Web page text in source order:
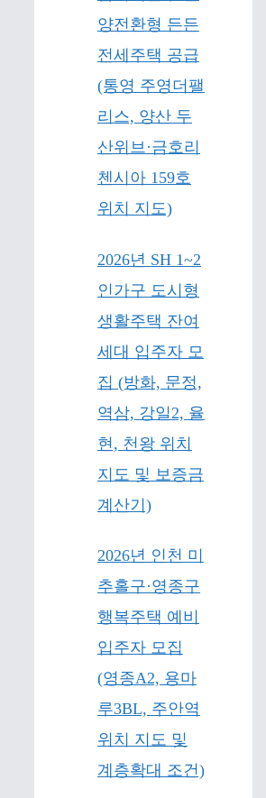
양전환형 든든
전세주택 공급
(통영 주영더팰
리스, 양산 두
산위브·금호리
첸시아 159호
위치 지도)
2026년 SH 1~2
인가구 도시형
생활주택 잔여
세대 입주자 모
집 (방화, 문정,
역삼, 강일2, 율
현, 천왕 위치
지도 및 보증금
계산기)
2026년 인천 미
추홀구·영종구
행복주택 예비
입주자 모집
(영종A2, 용마
루3BL, 주안역
위치 지도 및
계층확대 조건)